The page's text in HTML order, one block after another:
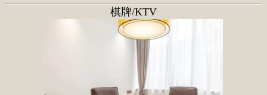
棋牌/KTV